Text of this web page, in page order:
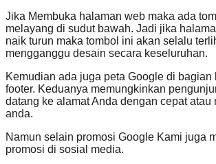
Jika Membuka halaman web maka ada
melayang di sudut bawah. Jadi jika
naik turun maka tombol ini akan selalu
mengganggu desain secara keseluruhan.
Kemudian ada juga peta Google di bagian
footer. Keduanya memungkinkan
datang ke alamat Anda dengan cepat atau
anda.
Namun selain promosi Google Kami juga
promosi di sosial media.